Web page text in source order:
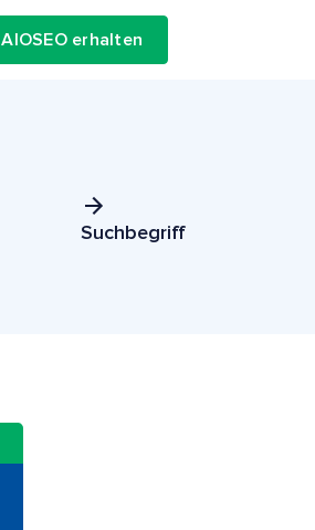
AIOSEO erhalten
Suchbegriff